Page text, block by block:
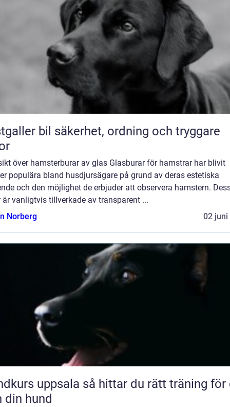
ordning och tryggare
över hamsterburar av glas Glasburar för hamstrar har blivit
populära bland husdjursägare på grund av deras estetiska
och den möjlighet de erbjuder att observera hamstern.
är vanligtvis tillverkade av transparent ...
Norberg
02 juni
så hittar du rätt träning för dig
din hund